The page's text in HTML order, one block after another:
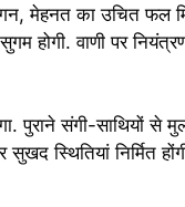
मेहनत का उचित फल
होगी. वाणी पर
पुराने संगी-साथियों से
स्थितियां निर्मित